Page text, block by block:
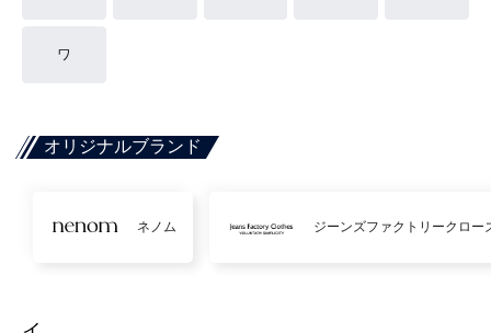
ワ
オリジナルブランド
ネノム ジーンズファクトリークロー